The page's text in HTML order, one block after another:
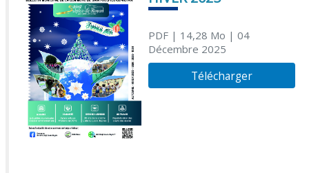
PDF| 14,28 Mo | 04
Décembre 2025
Télécharger